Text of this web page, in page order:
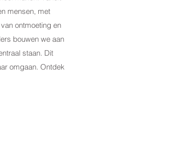
mensen, met
ontmoeting en
bouwen we aan
staan. Dit
omgaan. Ontdek